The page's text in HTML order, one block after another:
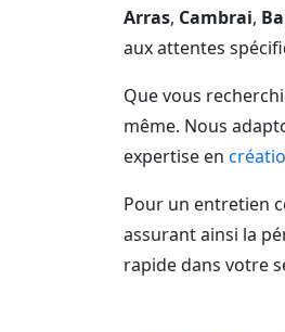
Arras, Cambrai,
aux attentes
Que vous
même. Nous
expertise en
Pour un entretien
assurant ainsi la
rapide dans votre